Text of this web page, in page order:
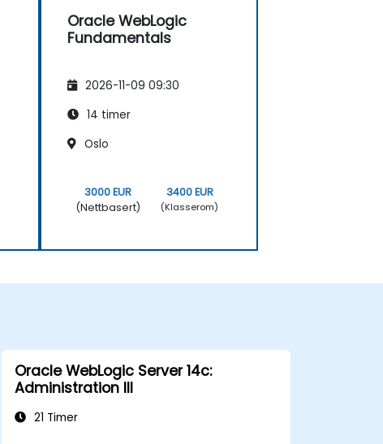
Oracle WebLogic
Fundamentals
2026-11-09 09:30
14 timer
Oslo
3000 EUR
(Nettbasert)
3400 EUR
(Klasserom)
Oracle WebLogic Server 14c:
Administration III
21 Timer